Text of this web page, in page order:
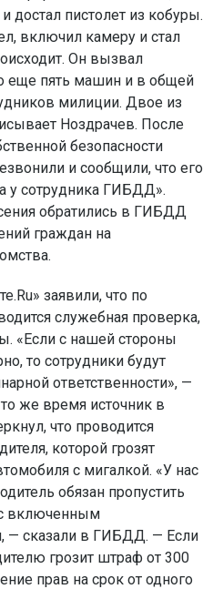
достал пистолет из кобуры.
включил камеру и стал
Он вызвал
еще пять машин и в общей
милиции. Двое из
Ноздрачев. После
безопасности
и сообщили, что его
у сотрудника ГИБДД».
обратились в ГИБДД
граждан на
заявили, что по
служебная проверка,
«Если с нашей стороны
то сотрудники будут
ответственности», —
же время источник в
что проводится
которой грозят
с мигалкой. «У нас
обязан пропустить
с включенным
— сказали в ГИБДД. — Если
грозит штраф от 300
прав на срок от одного